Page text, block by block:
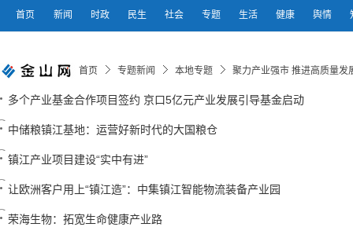
首页 新闻 时政 民生 社会 专题 生活 健康 舆情
首页 专题新闻 本地专题 聚力产业强市 推进高质量发
多个产业基金合作项目签约 京口5亿元产业发展引导基金启动
中储粮镇江基地：运营好新时代的大国粮仓
镇江产业项目建设“实中有进”
让欧洲客户用上“镇江造”：中集镇江智能物流装备产业园
荣海生物：拓宽生命健康产业路